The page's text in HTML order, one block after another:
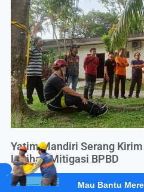
Yatim Mandiri Serang
Latihan Mitigasi BPBD
Mau Bantu